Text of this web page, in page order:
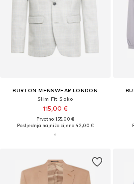
BURTON MENSWEAR LONDON
Slim Fit Sako
115,00 €
Prvotno: 155,00 €
Posljednja najniža cijena:42,00 €